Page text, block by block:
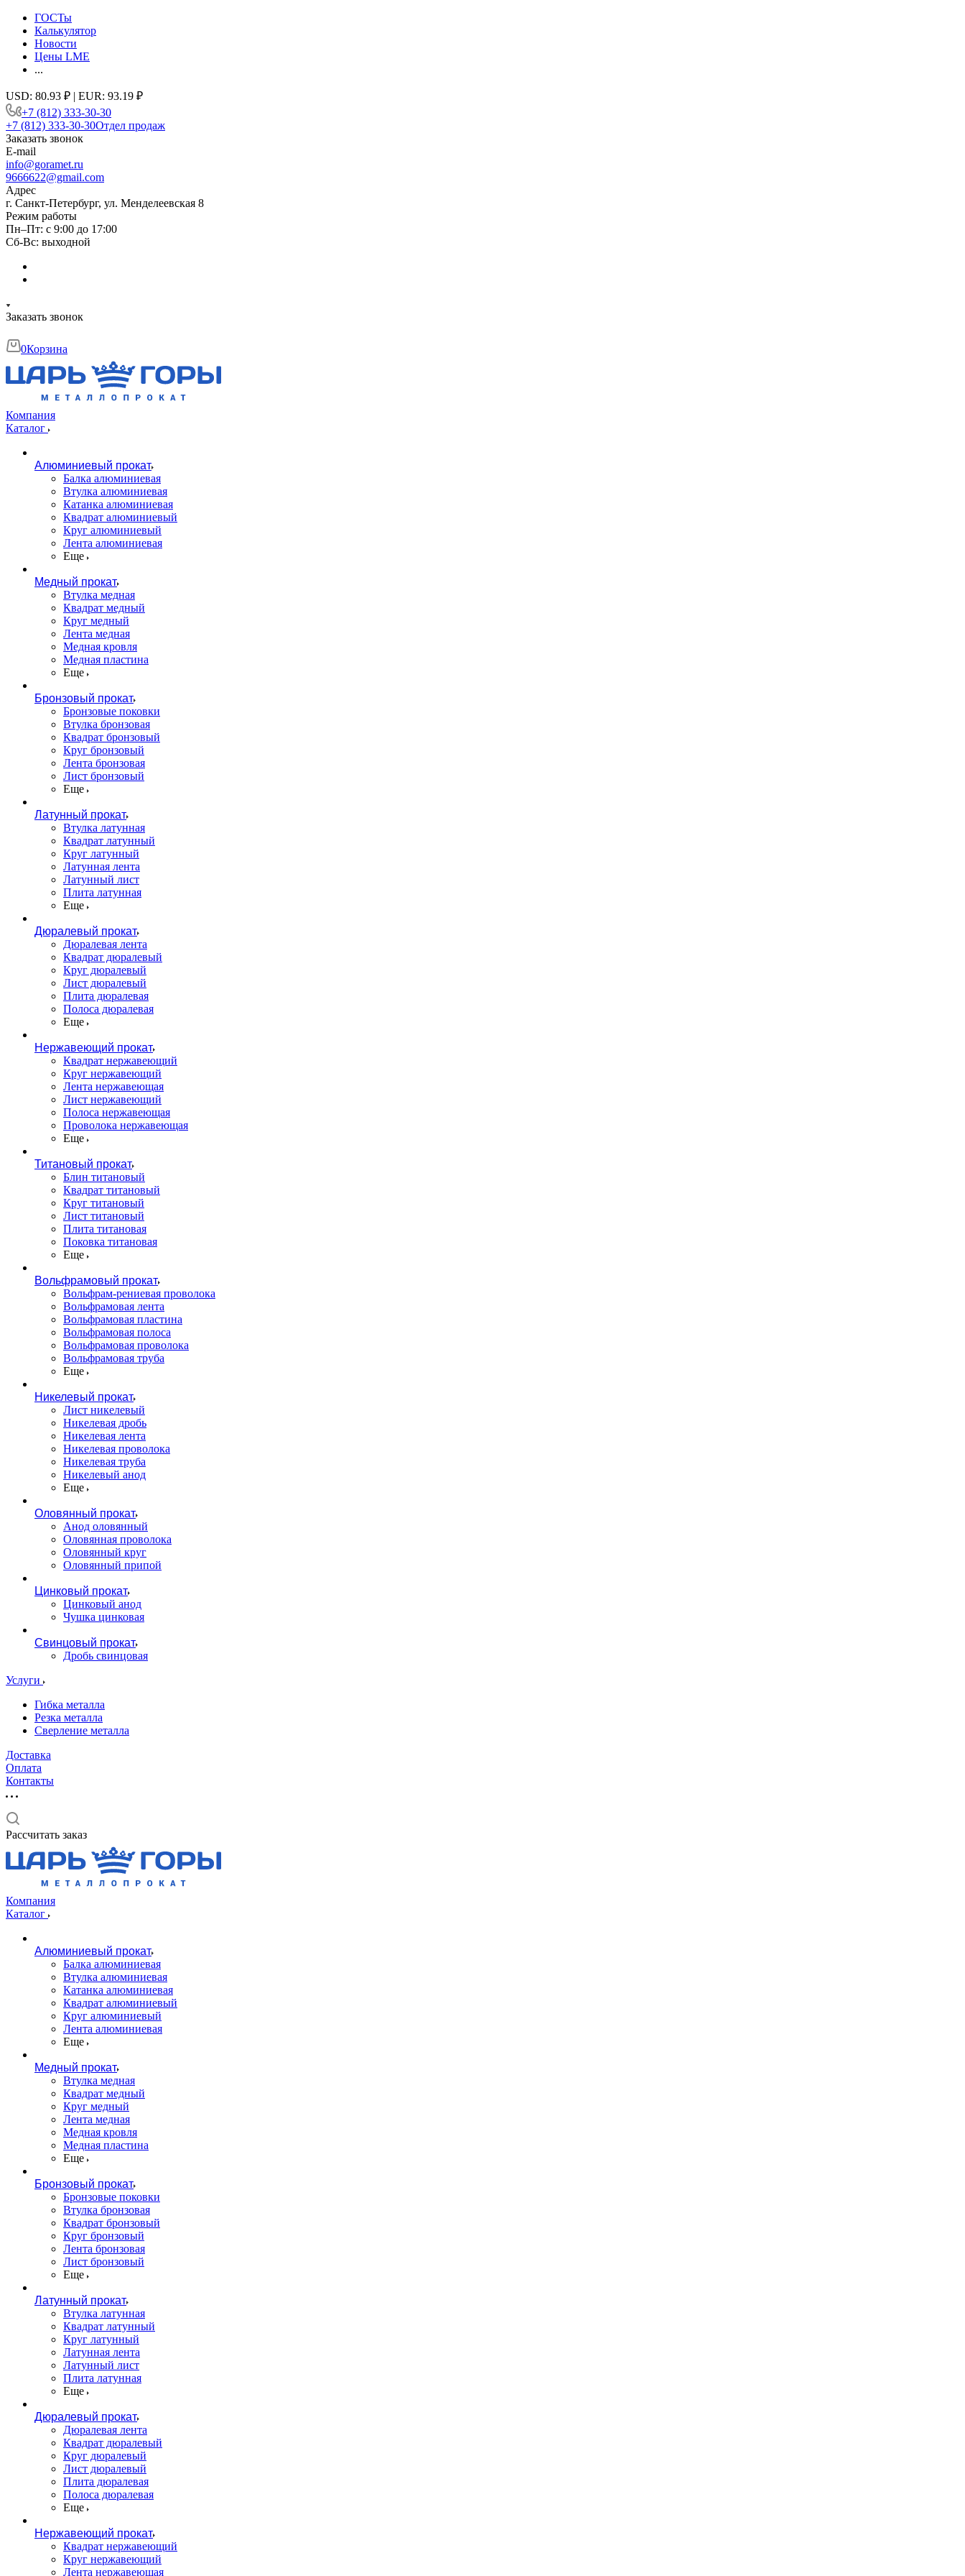
ГОСТы
Калькулятор
Новости
Цены LME
...
USD: 80.93 ₽ | EUR: 93.19 ₽
+7 (812) 333-30-30
+7 (812) 333-30-30Отдел продаж
Заказать звонок
E-mail
info@goramet.ru
9666622@gmail.com
Адрес
г. Санкт-Петербург, ул. Менделеевская 8
Режим работы
Пн–Пт: с 9:00 до 17:00
Сб-Вс: выходной
Заказать звонок
0Корзина
Компания
Каталог
Алюминиевый прокат
Балка алюминиевая
Втулка алюминиевая
Катанка алюминиевая
Квадрат алюминиевый
Круг алюминиевый
Лента алюминиевая
Еще
Медный прокат
Втулка медная
Квадрат медный
Круг медный
Лента медная
Медная кровля
Медная пластина
Еще
Бронзовый прокат
Бронзовые поковки
Втулка бронзовая
Квадрат бронзовый
Круг бронзовый
Лента бронзовая
Лист бронзовый
Еще
Латунный прокат
Втулка латунная
Квадрат латунный
Круг латунный
Латунная лента
Латунный лист
Плита латунная
Еще
Дюралевый прокат
Дюралевая лента
Квадрат дюралевый
Круг дюралевый
Лист дюралевый
Плита дюралевая
Полоса дюралевая
Еще
Нержавеющий прокат
Квадрат нержавеющий
Круг нержавеющий
Лента нержавеющая
Лист нержавеющий
Полоса нержавеющая
Проволока нержавеющая
Еще
Титановый прокат
Блин титановый
Квадрат титановый
Круг титановый
Лист титановый
Плита титановая
Поковка титановая
Еще
Вольфрамовый прокат
Вольфрам-рениевая проволока
Вольфрамовая лента
Вольфрамовая пластина
Вольфрамовая полоса
Вольфрамовая проволока
Вольфрамовая труба
Еще
Никелевый прокат
Лист никелевый
Никелевая дробь
Никелевая лента
Никелевая проволока
Никелевая труба
Никелевый анод
Еще
Оловянный прокат
Анод оловянный
Оловянная проволока
Оловянный круг
Оловянный припой
Цинковый прокат
Цинковый анод
Чушка цинковая
Свинцовый прокат
Дробь свинцовая
Услуги
Гибка металла
Резка металла
Сверление металла
Доставка
Оплата
Контакты
Рассчитать заказ
Компания
Каталог
Алюминиевый прокат
Балка алюминиевая
Втулка алюминиевая
Катанка алюминиевая
Квадрат алюминиевый
Круг алюминиевый
Лента алюминиевая
Еще
Медный прокат
Втулка медная
Квадрат медный
Круг медный
Лента медная
Медная кровля
Медная пластина
Еще
Бронзовый прокат
Бронзовые поковки
Втулка бронзовая
Квадрат бронзовый
Круг бронзовый
Лента бронзовая
Лист бронзовый
Еще
Латунный прокат
Втулка латунная
Квадрат латунный
Круг латунный
Латунная лента
Латунный лист
Плита латунная
Еще
Дюралевый прокат
Дюралевая лента
Квадрат дюралевый
Круг дюралевый
Лист дюралевый
Плита дюралевая
Полоса дюралевая
Еще
Нержавеющий прокат
Квадрат нержавеющий
Круг нержавеющий
Лента нержавеющая